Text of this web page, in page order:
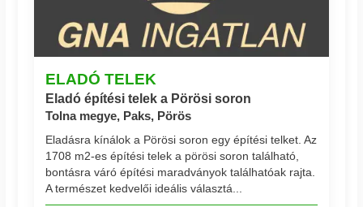
ELADÓ TELEK
Eladó építési telek a Pörösi soron
Tolna megye, Paks, Pörös
Eladásra kínálok a Pörösi soron egy építési telket. Az
1708 m2-es építési telek a pörösi soron található,
bontásra váró építési maradványok találhatóak rajta.
A természet kedvelői ideális választá...